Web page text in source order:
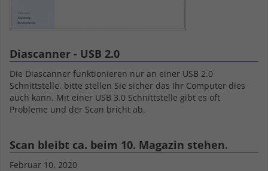
Diascanner - USB 2.0
Die Diascanner funktionieren nur an einer USB 2.0
Schnittstelle, bitte stellen Sie sicher das Ihr Computer dies
auch kann. Mit einer USB 3.0 Schnittstelle gibt es oft
Probleme und der Scan bricht ab.
Scan bleibt ca. beim 10. Magazin stehen.
Februar 10, 2020